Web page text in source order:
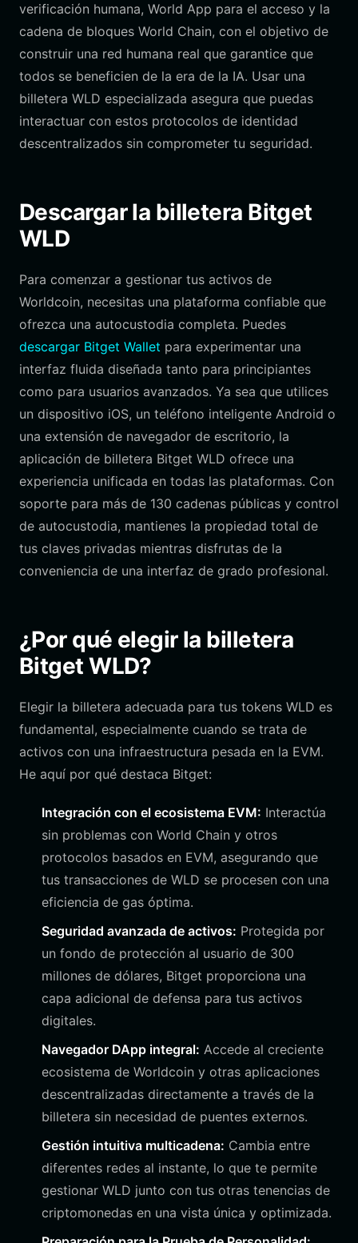
verificación humana, World App para el acceso y la
cadena de bloques World Chain, con el objetivo de
construir una red humana real que garantice que
todos se beneficien de la era de la IA. Usar una
billetera WLD especializada asegura que puedas
interactuar con estos protocolos de identidad
descentralizados sin comprometer tu seguridad.
Descargar la billetera Bitget
WLD
Para comenzar a gestionar tus activos de
Worldcoin, necesitas una plataforma confiable que
ofrezca una autocustodia completa. Puedes
descargar Bitget Wallet para experimentar una
interfaz fluida diseñada tanto para principiantes
como para usuarios avanzados. Ya sea que utilices
un dispositivo iOS, un teléfono inteligente Android o
una extensión de navegador de escritorio, la
aplicación de billetera Bitget WLD ofrece una
experiencia unificada en todas las plataformas. Con
soporte para más de 130 cadenas públicas y control
de autocustodia, mantienes la propiedad total de
tus claves privadas mientras disfrutas de la
conveniencia de una interfaz de grado profesional.
¿Por qué elegir la billetera
Bitget WLD?
Elegir la billetera adecuada para tus tokens WLD es
fundamental, especialmente cuando se trata de
activos con una infraestructura pesada en la EVM.
He aquí por qué destaca Bitget:
Integración con el ecosistema EVM: Interactúa
sin problemas con World Chain y otros
protocolos basados en EVM, asegurando que
tus transacciones de WLD se procesen con una
eficiencia de gas óptima.
Seguridad avanzada de activos: Protegida por
un fondo de protección al usuario de 300
millones de dólares, Bitget proporciona una
capa adicional de defensa para tus activos
digitales.
Navegador DApp integral: Accede al creciente
ecosistema de Worldcoin y otras aplicaciones
descentralizadas directamente a través de la
billetera sin necesidad de puentes externos.
Gestión intuitiva multicadena: Cambia entre
diferentes redes al instante, lo que te permite
gestionar WLD junto con tus otras tenencias de
criptomonedas en una vista única y optimizada.